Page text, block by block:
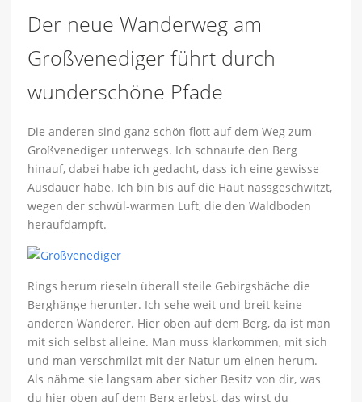
Der neue Wanderweg am
Großvenediger führt durch
wunderschöne Pfade
Die anderen sind ganz schön flott auf dem Weg zum
Großvenediger unterwegs. Ich schnaufe den Berg
hinauf, dabei habe ich gedacht, dass ich eine gewisse
Ausdauer habe. Ich bin bis auf die Haut nassgeschwitzt,
wegen der schwül-warmen Luft, die den Waldboden
heraufdampft.
Rings herum rieseln überall steile Gebirgsbäche die
Berghänge herunter. Ich sehe weit und breit keine
anderen Wanderer. Hier oben auf dem Berg, da ist man
mit sich selbst alleine. Man muss klarkommen, mit sich
und man verschmilzt mit der Natur um einen herum.
Als nähme sie langsam aber sicher Besitz von dir, was
du hier oben auf dem Berg erlebst, das wirst du